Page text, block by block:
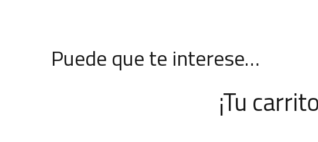
Puede que te interese…
¡Tu